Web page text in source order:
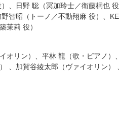
、日野 聡（冥加玲士／衛藤桐也
智昭（トーノ／不動翔麻 役）、
茉莉 役）
オリン）、平林 龍（歌・ピアノ）
、加賀谷綾太郎（ヴァイオリン）